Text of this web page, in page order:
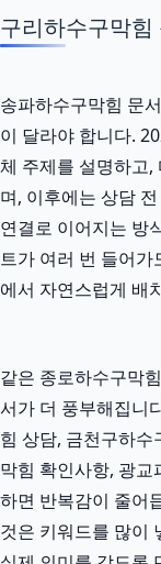
구리하수구막
송파하수구막힘 문
이 달라야 합니다.
체 주제를 설명하고,
며, 이후에는 상담
연결로 이어지는 방
트가 여러 번 들어
에서 자연스럽게 배
같은 종로하수구막
서가 더 풍부해집니
힘 상담, 금천구하
막힘 확인사항, 광
하면 반복감이 줄어
것은 키워드를 많이